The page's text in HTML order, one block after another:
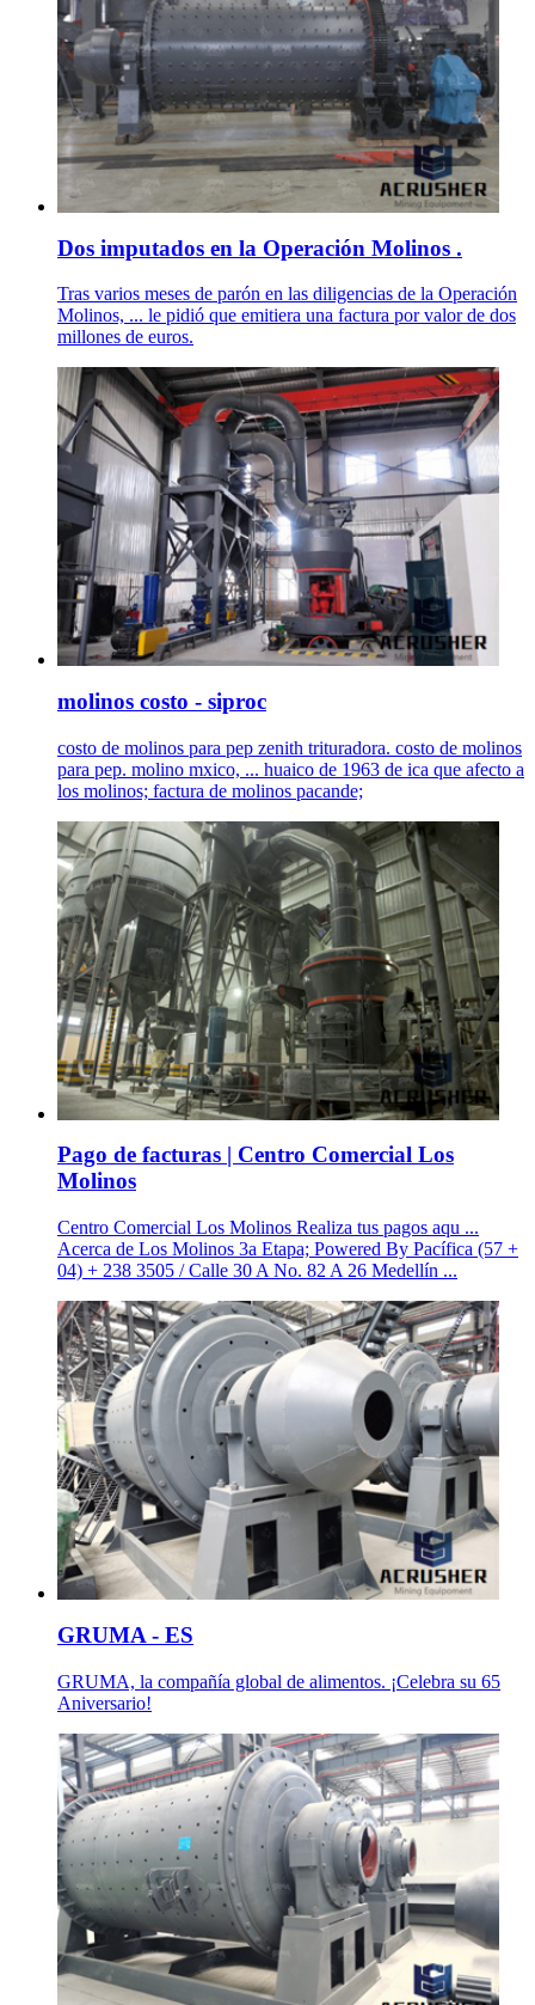
Dos imputados en la Operación Molinos .
Tras varios meses de parón en las diligencias de la Operación
Molinos, ... le pidió que emitiera una factura por valor de dos
millones de euros.
molinos costo - siproc
costo de molinos para pep zenith trituradora. costo de molinos
para pep. molino mxico, ... huaico de 1963 de ica que afecto a
los molinos; factura de molinos pacande;
Pago de facturas | Centro Comercial Los
Molinos
Centro Comercial Los Molinos Realiza tus pagos aqu ...
Acerca de Los Molinos 3a Etapa; Powered By Pacífica (57 +
04) + 238 3505 / Calle 30 A No. 82 A 26 Medellín ...
GRUMA - ES
GRUMA, la compañía global de alimentos. ¡Celebra su 65
Aniversario!